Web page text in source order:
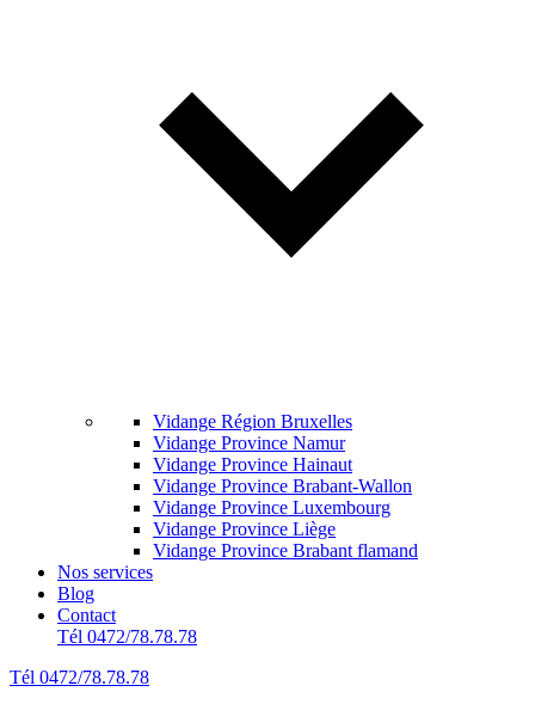
Vidange Région Bruxelles
Vidange Province Namur
Vidange Province Hainaut
Vidange Province Brabant-Wallon
Vidange Province Luxembourg
Vidange Province Liège
Vidange Province Brabant flamand
Nos services
Blog
Contact
Tél 0472/78.78.78
Tél 0472/78.78.78